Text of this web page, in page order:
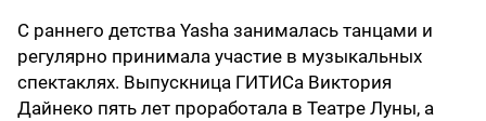
С раннего детства Yasha занималась танцами и
регулярно принимала участие в музыкальных
спектаклях. Выпускница ГИТИСа Виктория
Дайнеко пять лет проработала в Театре Луны, а